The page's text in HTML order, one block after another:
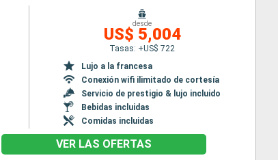
desde
US$ 5,004
Tasas: +US$ 722
Lujo a la francesa
Conexión wifi ilimitado de cortesía
Servicio de prestigio & lujo incluido
Bebidas incluidas
Comidas incluidas
VER LAS OFERTAS